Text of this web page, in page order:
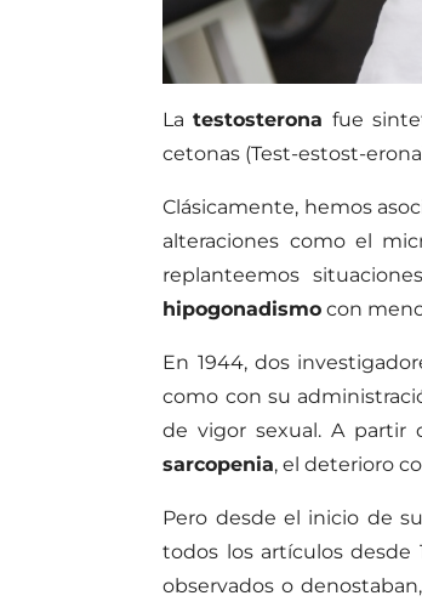
Latestosterona fue
cetonas (Test-estost-
Clásicamente, hemos
alteraciones como el
replanteemos
hipogonadismo con
En 1944, dos
como con su
de vigor sexual. A partir
sarcopenia, el deterioro
Pero desde el inicio de
todos los artículos desde
observados o